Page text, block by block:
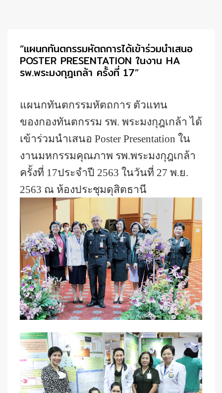
“แผนกทันตกรรมหัตถการได้เข้าร่วมนำเสนอ
POSTER PRESENTATION ในงาน HA
รพ.พระมงกุฎเกล้า ครั้งที่ 17”
แผนกทันตกรรมหัตถการ ตัวแทน
ของกองทันตกรรม รพ. พระมงกุฎเกล้า ได้
เข้าร่วมนำเสนอ Poster Presentation ใน
งานมหกรรมคุณภาพ รพ.พระมงกุฎเกล้า
ครั้งที่ 17ประจำปี 2563 ในวันที่ 27 พ.ย.
2563 ณ ห้องประชุมดุสิตธานี